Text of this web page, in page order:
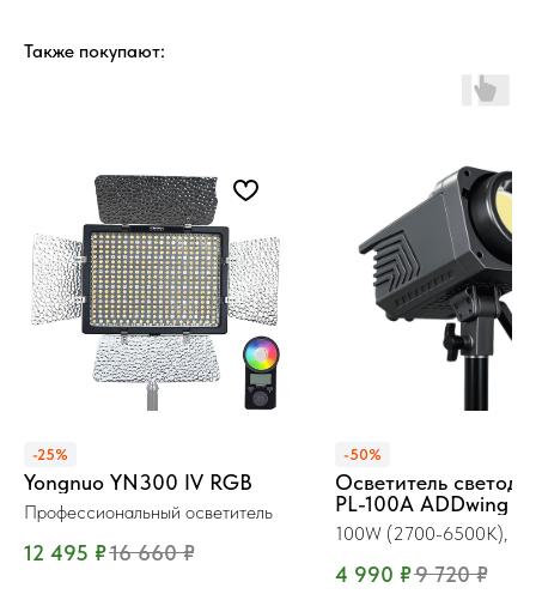
Также покупают:
-25%
Yongnuo YN300 IV RGB
Профессиональный осветитель
12 495 ₽16 660 ₽
-50%
Осветитель
PL-100A ADDwing
100W (2700-6500К), с
4 990 ₽9 720 ₽